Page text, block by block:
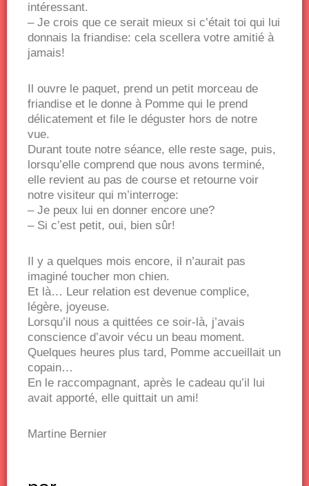
intéressant.
– Je crois que ce serait mieux si c’était toi qui lui
donnais la friandise: cela scellera votre amitié à
jamais!
Il ouvre le paquet, prend un petit morceau de
friandise et le donne à Pomme qui le prend
délicatement et file le déguster hors de notre
vue.
Durant toute notre séance, elle reste sage, puis,
lorsqu’elle comprend que nous avons terminé,
elle revient au pas de course et retourne voir
notre visiteur qui m’interroge:
– Je peux lui en donner encore une?
– Si c’est petit, oui, bien sûr!
Il y a quelques mois encore, il n’aurait pas
imaginé toucher mon chien.
Et là… Leur relation est devenue complice,
légère, joyeuse.
Lorsqu’il nous a quittées ce soir-là, j’avais
conscience d’avoir vécu un beau moment.
Quelques heures plus tard, Pomme accueillait un
copain…
En le raccompagnant, après le cadeau qu’il lui
avait apporté, elle quittait un ami!
Martine Bernier